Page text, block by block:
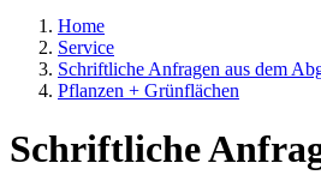
Home
Service
Schriftliche Anfragen aus dem
Pflanzen + Grünflächen
Schriftliche